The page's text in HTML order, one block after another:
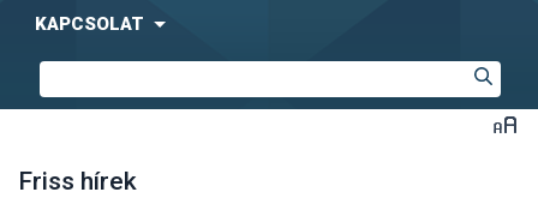
KAPCSOLAT
Friss hírek